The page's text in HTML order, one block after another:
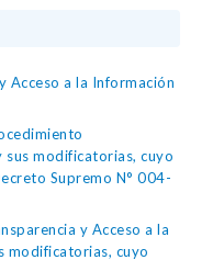
Acceso a la Información
modificatorias, cuyo
Supremo N° 004-
y Acceso a la
modificatorias, cuyo